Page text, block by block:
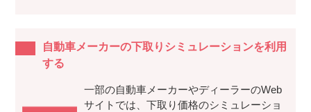
自動車メーカーの下取りシミュレーションを利用
する
一部の自動車メーカーやディーラーのWeb
サイトでは、下取り価格のシミュレーショ